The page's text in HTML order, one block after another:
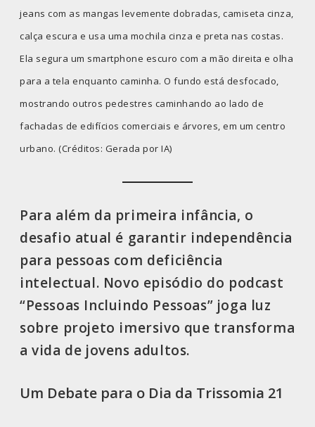
jeans com as mangas levemente dobradas, camiseta cinza,
calça escura e usa uma mochila cinza e preta nas costas.
Ela segura um smartphone escuro com a mão direita e olha
para a tela enquanto caminha. O fundo está desfocado,
mostrando outros pedestres caminhando ao lado de
fachadas de edifícios comerciais e árvores, em um centro
urbano. (Créditos: Gerada por IA)
Para além da primeira infância, o
desafio atual é garantir independência
para pessoas com deficiência
intelectual. Novo episódio do podcast
“Pessoas Incluindo Pessoas” joga luz
sobre projeto imersivo que transforma
a vida de jovens adultos.
Um Debate para o Dia da Trissomia 21